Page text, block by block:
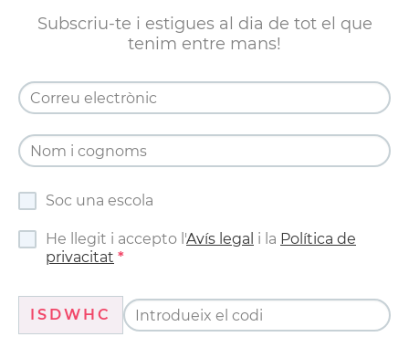
Subscriu-te i estigues al dia de tot el que
tenim entre mans!
Soc una escola
He llegit i accepto l'Avís legal i la Política de
privacitat
ISDWHC